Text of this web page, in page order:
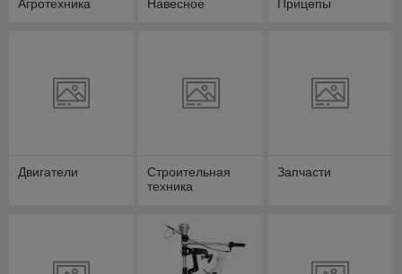
Агротехника Навесное Прицепы
Двигатели
Строительная
техника
Запчасти